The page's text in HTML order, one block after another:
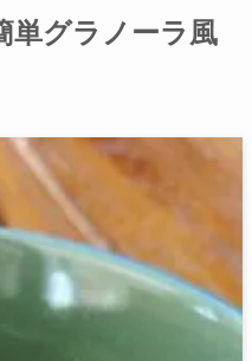
単グラノーラ風